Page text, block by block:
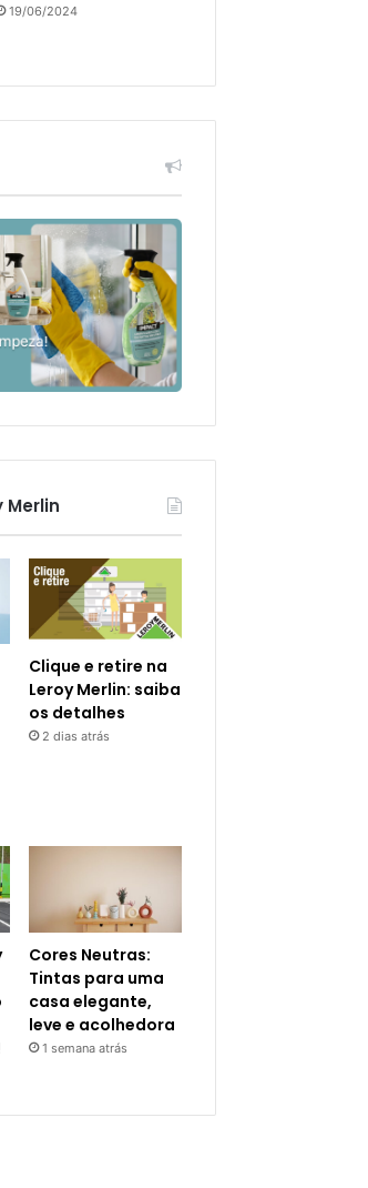
19/06/2024
Merlin
Clique e retire na
Leroy Merlin: saiba
os detalhes
2 dias atrás
Cores Neutras:
Tintas para uma
casa elegante,
leve e acolhedora
1 semana atrás